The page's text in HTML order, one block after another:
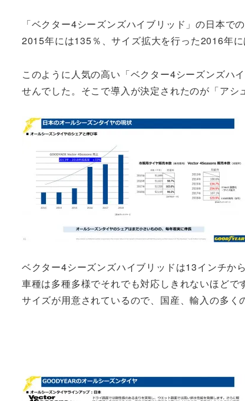
「ベクター4シーズンズハイブリッド」の日本
2015年には135％、サイズ拡大を行った2016年に
このように人気の高い「ベクター4シーズンズハ
せんでした。そこで導入が決定されたのが「アシ
ベクター4シーズンズハイブリッドは13インチか
車種は多種多様でそれでも対応しきれないほど
サイズが用意されているので、国産、輸入の多く